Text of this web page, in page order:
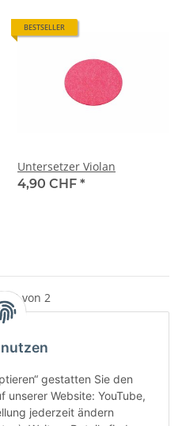
BESTSELLER
Untersetzer Violan
4,90 CHF *
- 2 von 2
gestatten Sie den
unserer Website: YouTube,
jederzeit ändern